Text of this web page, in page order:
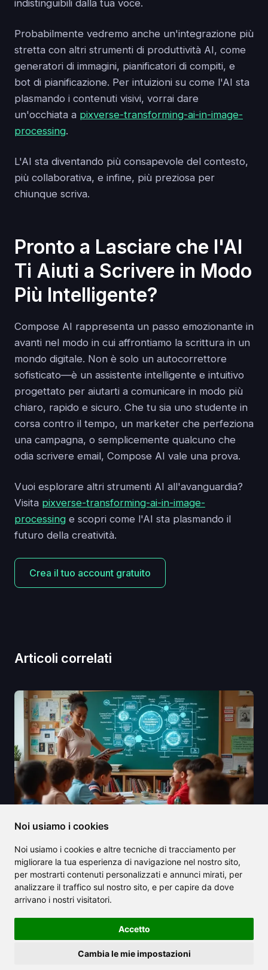
Noi usiamo i cookies
Noi usiamo i cookies e altre tecniche di tracciamento per
migliorare la tua esperienza di navigazione nel nostro sito,
per mostrarti contenuti personalizzati e annunci mirati, per
analizzare il traffico sul nostro sito, e per capire da dove
arrivano i nostri visitatori.
Accetto
Cambia le mie impostazioni
indistinguibili dalla tua voce.
Probabilmente vedremo anche un'integrazione più
stretta con altri strumenti di produttività AI, come
generatori di immagini, pianificatori di compiti, e
bot di pianificazione. Per intuizioni su come l'AI sta
plasmando i contenuti visivi, vorrai dare
un'occhiata a pixverse-transforming-ai-in-image-
processing.
L'AI sta diventando più consapevole del contesto,
più collaborativa, e infine, più preziosa per
chiunque scriva.
Pronto a Lasciare che l'AI
Ti Aiuti a Scrivere in Modo
Più Intelligente?
Compose AI rappresenta un passo emozionante in
avanti nel modo in cui affrontiamo la scrittura in un
mondo digitale. Non è solo un autocorrettore
sofisticato—è un assistente intelligente e intuitivo
progettato per aiutarti a comunicare in modo più
chiaro, rapido e sicuro. Che tu sia uno studente in
corsa contro il tempo, un marketer che perfeziona
una campagna, o semplicemente qualcuno che
odia scrivere email, Compose AI vale una prova.
Vuoi esplorare altri strumenti AI all'avanguardia?
Visita pixverse-transforming-ai-in-image-
processing e scopri come l'AI sta plasmando il
futuro della creatività.
Crea il tuo account gratuito
Articoli correlati
2025/08/12
Scopri il miglior generatore di storie
AI per liberare la tua creatività nel
2025